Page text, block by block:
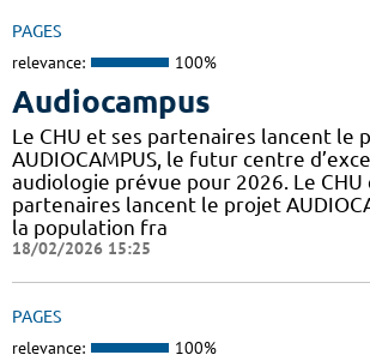
PAGES
relevance: 100%
Audiocampus
Le CHU et ses partenaires lancent le
AUDIOCAMPUS, le futur centre
audiologie prévue pour 2026. Le CHU
partenaires lancent le projet
la population fra
18/02/2026 15:25
PAGES
relevance: 100%